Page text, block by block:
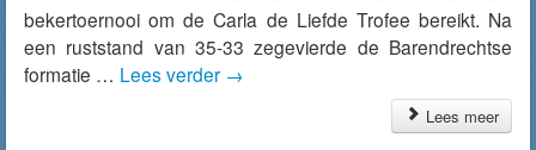
bekertoernooi om de Carla de Liefde Trofee bereikt. Na
een ruststand van 35-33 zegevierde de Barendrechtse
formatie … Lees verder →
Lees meer